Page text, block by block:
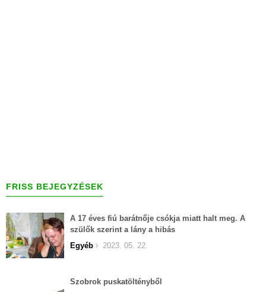
FRISS BEJEGYZÉSEK
A 17 éves fiú barátnője csókja miatt halt meg. A
szülők szerint a lány a hibás
Egyéb
2023. 05. 22.
Szobrok puskatöltényből